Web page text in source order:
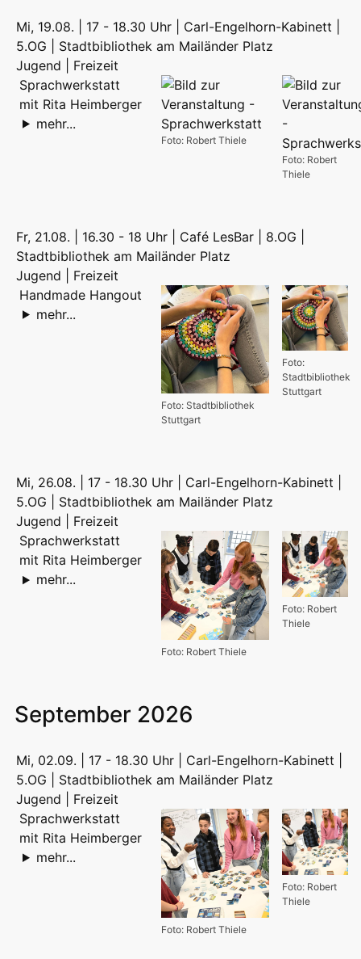
Mi, 19.08. | 17 - 18.30 Uhr | Carl-Engelhorn-Kabinett |
5.OG | Stadtbibliothek am Mailänder Platz
Jugend | Freizeit
Foto: Robert
Thiele
Foto: Robert Thiele
Sprachwerkstatt
mit Rita Heimberger
mehr...
Fr, 21.08. | 16.30 - 18 Uhr | Café LesBar | 8.OG |
Stadtbibliothek am Mailänder Platz
Jugend | Freizeit
Foto:
Stadtbibliothek
Stuttgart
Foto: Stadtbibliothek
Stuttgart
Handmade Hangout
mehr...
Mi, 26.08. | 17 - 18.30 Uhr | Carl-Engelhorn-Kabinett |
5.OG | Stadtbibliothek am Mailänder Platz
Jugend | Freizeit
Foto: Robert
Thiele
Foto: Robert Thiele
Sprachwerkstatt
mit Rita Heimberger
mehr...
September 2026
Mi, 02.09. | 17 - 18.30 Uhr | Carl-Engelhorn-Kabinett |
5.OG | Stadtbibliothek am Mailänder Platz
Jugend | Freizeit
Foto: Robert
Thiele
Foto: Robert Thiele
Sprachwerkstatt
mit Rita Heimberger
mehr...